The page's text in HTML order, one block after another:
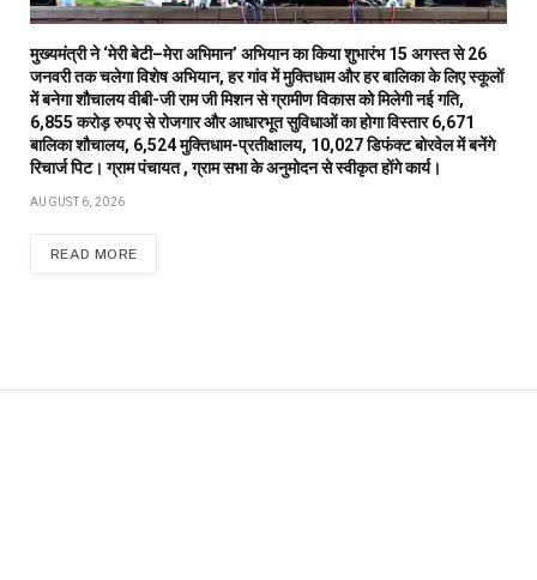
मुख्यमंत्री ने ‘मेरी बेटी–मेरा अभिमान’ अभियान का किया शुभारंभ 15 अगस्त से 26
जनवरी तक चलेगा विशेष अभियान, हर गांव में मुक्तिधाम और हर बालिका के लिए स्कूलों
में बनेगा शौचालय वीबी-जी राम जी मिशन से ग्रामीण विकास को मिलेगी नई गति,
6,855 करोड़ रुपए से रोजगार और आधारभूत सुविधाओं का होगा विस्तार 6,671
बालिका शौचालय, 6,524 मुक्तिधाम-प्रतीक्षालय, 10,027 डिफंक्ट बोरवेल में बनेंगे
रिचार्ज पिट। ग्राम पंचायत , ग्राम सभा के अनुमोदन से स्वीकृत होंगे कार्य।
AUGUST 6, 2026
READ MORE